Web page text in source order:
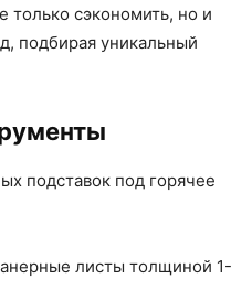
только сэкономить, но и
подбирая уникальный
подставок под горячее
листы толщиной 1-